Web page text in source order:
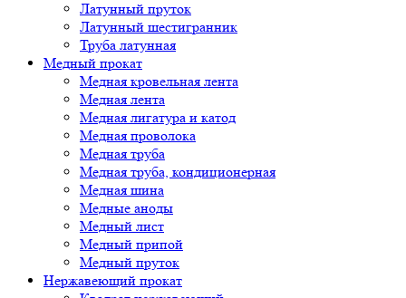
Латунный пруток
Латунный шестигранник
Труба латунная
Медный прокат
Медная кровельная лента
Медная лента
Медная лигатура и катод
Медная проволока
Медная труба
Медная труба, кондиционерная
Медная шина
Медные аноды
Медный лист
Медный припой
Медный пруток
Нержавеющий прокат